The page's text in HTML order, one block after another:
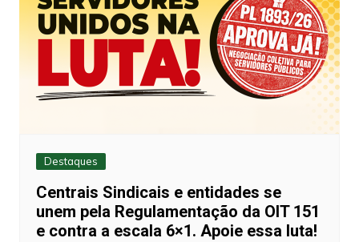
Destaques
Centrais Sindicais e entidades se
unem pela Regulamentação da OIT 151
e contra a escala 6×1. Apoie essa luta!